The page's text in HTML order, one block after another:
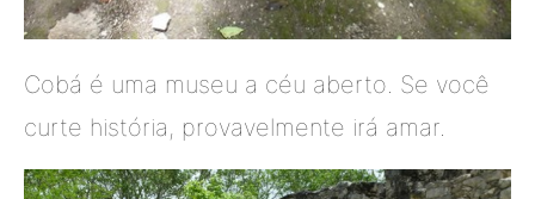
Cobá é uma museu a céu aberto. Se você
curte história, provavelmente irá amar.